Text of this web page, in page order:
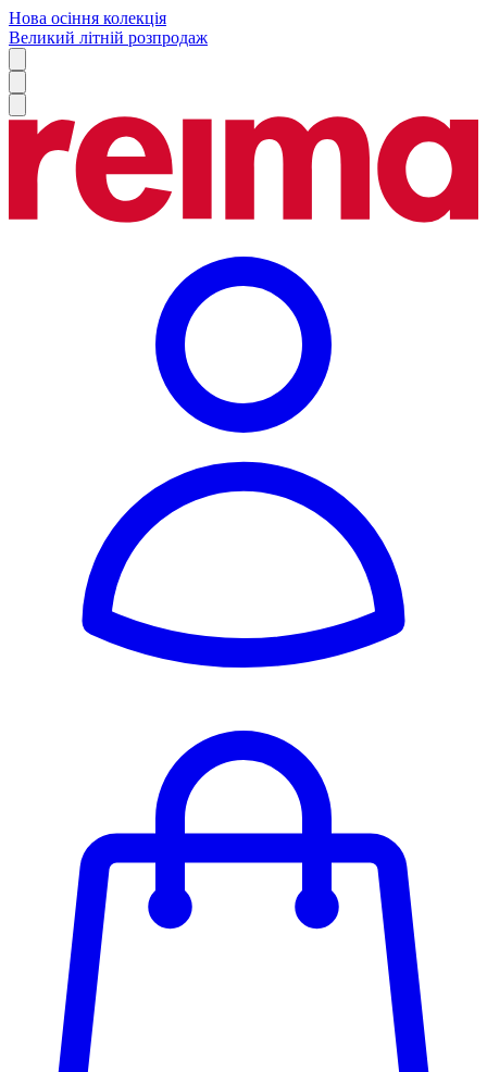
Нова осіння колекція
Великий літній розпродаж